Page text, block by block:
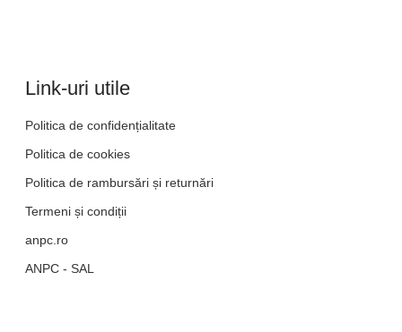
Link-uri utile
Politica de confidențialitate
Politica de cookies
Politica de rambursări și returnări
Termeni și condiții
anpc.ro
ANPC - SAL